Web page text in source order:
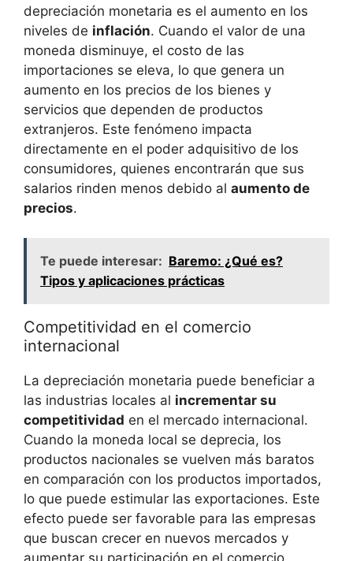
depreciación monetaria⁣ es⁣ el ‍aumento en los
‌niveles ‍de inflación. Cuando⁢ el valor⁢ de una
moneda disminuye,‍ el costo de ‌las⁤
importaciones se ⁢eleva, lo que genera un
aumento en⁢ los precios de los bienes⁣ y
servicios que dependen de productos⁤
extranjeros. Este fenómeno ‍impacta
directamente en el poder adquisitivo⁤ de los
consumidores, quienes encontrarán que sus
salarios rinden ‍menos‌ debido al​ aumento de
precios.
Te puede interesar: Baremo: ¿Qué es?
Tipos y aplicaciones prácticas
Competitividad en el comercio
internacional
La⁣ depreciación monetaria puede ‍beneficiar a
las ‍industrias locales al incrementar su
competitividad ⁤en‍ el mercado internacional.
Cuando la moneda local‌ se deprecia, los
productos nacionales se vuelven más baratos
en​ comparación con los productos importados,
lo que puede estimular las exportaciones.​ Este
efecto puede ser favorable para las empresas
que buscan crecer en nuevos mercados y